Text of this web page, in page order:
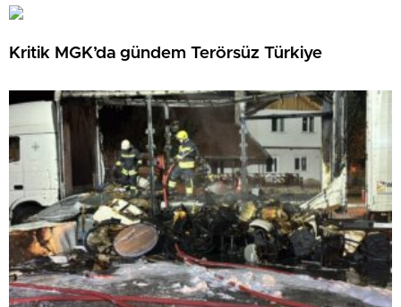
Kritik MGK’da gündem Terörsüz Türkiye